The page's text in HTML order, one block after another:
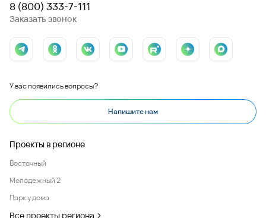
8 (800) 333-7-111
Заказать звонок
У вас появились вопросы?
Напишите нам
Проекты в регионе
Восточный
Молодежный 2
Парк у дома
Все проекты региона